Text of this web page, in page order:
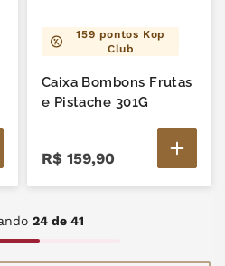
159 pontos Kop
Club
Caixa Bombons Frutas
e Pistache 301G
R$ 159,90
24 de 41